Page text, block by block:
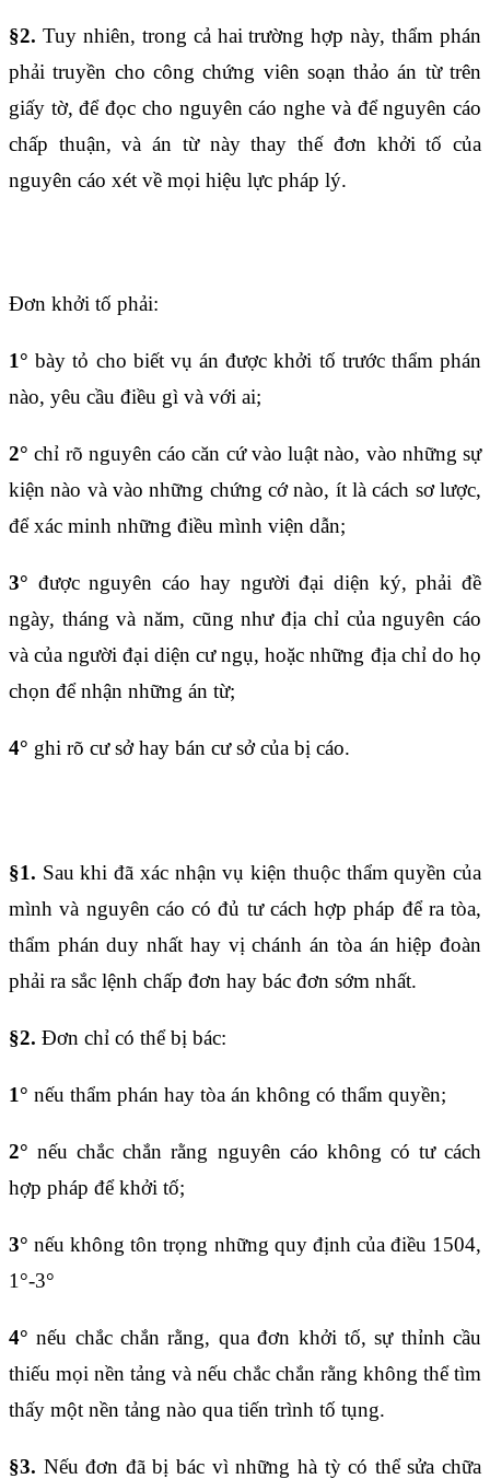
§2. Tuy nhiên, trong cả hai trường hợp này, thẩm phán
phải truyền cho công chứng viên soạn thảo án từ trên
giấy tờ, để đọc cho nguyên cáo nghe và để nguyên cáo
chấp thuận, và án từ này thay thế đơn khởi tố của
nguyên cáo xét về mọi hiệu lực pháp lý.
Đơn khởi tố phải:
1° bày tỏ cho biết vụ án được khởi tố trước thẩm phán
nào, yêu cầu điều gì và với ai;
2° chỉ rõ nguyên cáo căn cứ vào luật nào, vào những sự
kiện nào và vào những chứng cớ nào, ít là cách sơ lược,
để xác minh những điều mình viện dẫn;
3° được nguyên cáo hay người đại diện ký, phải đề
ngày, tháng và năm, cũng như địa chỉ của nguyên cáo
và của người đại diện cư ngụ, hoặc những địa chỉ do họ
chọn để nhận những án từ;
4° ghi rõ cư sở hay bán cư sở của bị cáo.
§1. Sau khi đã xác nhận vụ kiện thuộc thẩm quyền của
mình và nguyên cáo có đủ tư cách hợp pháp để ra tòa,
thẩm phán duy nhất hay vị chánh án tòa án hiệp đoàn
phải ra sắc lệnh chấp đơn hay bác đơn sớm nhất.
§2. Đơn chỉ có thể bị bác:
1° nếu thẩm phán hay tòa án không có thẩm quyền;
2° nếu chắc chắn rằng nguyên cáo không có tư cách
hợp pháp để khởi tố;
3° nếu không tôn trọng những quy định của điều 1504,
1°-3°
4° nếu chắc chắn rằng, qua đơn khởi tố, sự thỉnh cầu
thiếu mọi nền tảng và nếu chắc chắn rằng không thể tìm
thấy một nền tảng nào qua tiến trình tố tụng.
§3. Nếu đơn đã bị bác vì những hà tỳ có thể sửa chữa